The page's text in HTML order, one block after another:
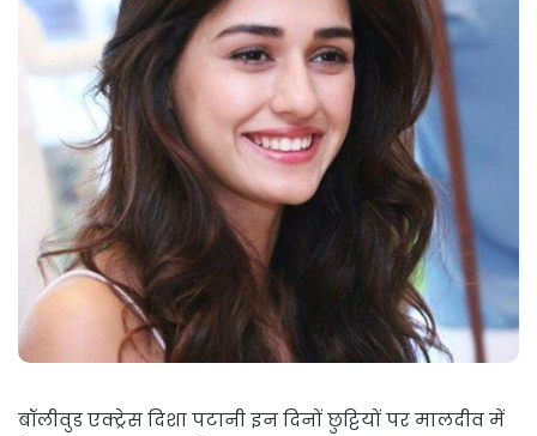
बॉलीवुड एक्‍ट्रेस दिशा पटानी इन दिनों छुट्टियों पर मालदीव में